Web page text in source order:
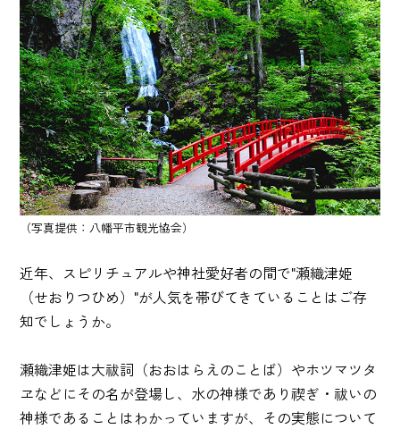
（写真提供：八幡平市観光協会）
近年、スピリチュアルや神社愛好者の間で"瀬織津姫
（せおりつひめ）"が人気を帯びてきていることはご存
知でしょうか。
瀬織津姫は大祓詞（おおはらえのことば）やホツマツタ
ヱなどにその名が登場し、水の神様であり禊ぎ・祓いの
神様であることはわかっていますが、その実態について